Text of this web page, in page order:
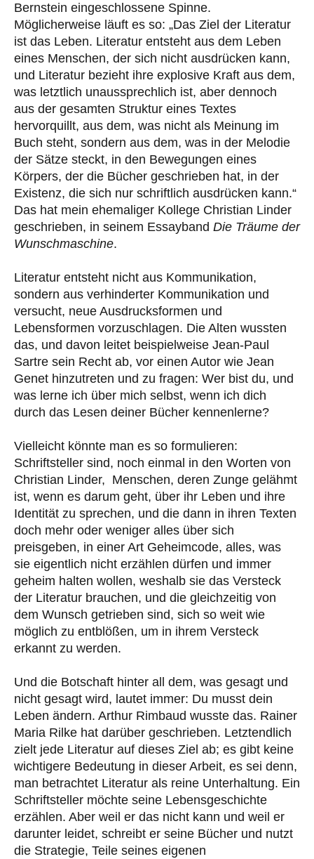
Bernstein eingeschlossene Spinne.
Möglicherweise läuft es so: „Das Ziel der Literatur
ist das Leben. Literatur entsteht aus dem Leben
eines Menschen, der sich nicht ausdrücken kann,
und Literatur bezieht ihre explosive Kraft aus dem,
was letztlich unaussprechlich ist, aber dennoch
aus der gesamten Struktur eines Textes
hervorquillt, aus dem, was nicht als Meinung im
Buch steht, sondern aus dem, was in der Melodie
der Sätze steckt, in den Bewegungen eines
Körpers, der die Bücher geschrieben hat, in der
Existenz, die sich nur schriftlich ausdrücken kann.“
Das hat mein ehemaliger Kollege Christian Linder
geschrieben, in seinem Essayband Die Träume der
Wunschmaschine.
Literatur entsteht nicht aus Kommunikation,
sondern aus verhinderter Kommunikation und
versucht, neue Ausdrucksformen und
Lebensformen vorzuschlagen. Die Alten wussten
das, und davon leitet beispielweise Jean-Paul
Sartre sein Recht ab, vor einen Autor wie Jean
Genet hinzutreten und zu fragen: Wer bist du, und
was lerne ich über mich selbst, wenn ich dich
durch das Lesen deiner Bücher kennenlerne?
Vielleicht könnte man es so formulieren:
Schriftsteller sind, noch einmal in den Worten von
Christian Linder, Menschen, deren Zunge gelähmt
ist, wenn es darum geht, über ihr Leben und ihre
Identität zu sprechen, und die dann in ihren Texten
doch mehr oder weniger alles über sich
preisgeben, in einer Art Geheimcode, alles, was
sie eigentlich nicht erzählen dürfen und immer
geheim halten wollen, weshalb sie das Versteck
der Literatur brauchen, und die gleichzeitig von
dem Wunsch getrieben sind, sich so weit wie
möglich zu entblößen, um in ihrem Versteck
erkannt zu werden.
Und die Botschaft hinter all dem, was gesagt und
nicht gesagt wird, lautet immer: Du musst dein
Leben ändern. Arthur Rimbaud wusste das. Rainer
Maria Rilke hat darüber geschrieben. Letztendlich
zielt jede Literatur auf dieses Ziel ab; es gibt keine
wichtigere Bedeutung in dieser Arbeit, es sei denn,
man betrachtet Literatur als reine Unterhaltung. Ein
Schriftsteller möchte seine Lebensgeschichte
erzählen. Aber weil er das nicht kann und weil er
darunter leidet, schreibt er seine Bücher und nutzt
die Strategie, Teile seines eigenen